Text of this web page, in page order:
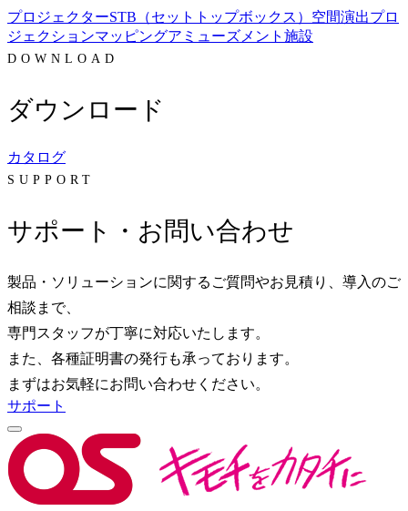
プロジェクターSTB（セットトップボックス） 空間演出プロ
ジェクションマッピングアミューズメント施設
DOWNLOAD
ダウンロード
カタログ
SUPPORT
サポート・お問い合わせ
製品・ソリューションに関するご質問やお見積り、導入のご
相談まで、
専門スタッフが丁寧に対応いたします。
また、各種証明書の発行も承っております。
まずはお気軽にお問い合わせください。
サポート